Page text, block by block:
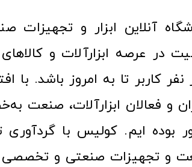
نفر کاربر تا به امروز باشد. با
و فعالان ابزارآلات،
بوده ایم. کولیس با گردآوری
و تجهیزات صنعتی و تخصصی